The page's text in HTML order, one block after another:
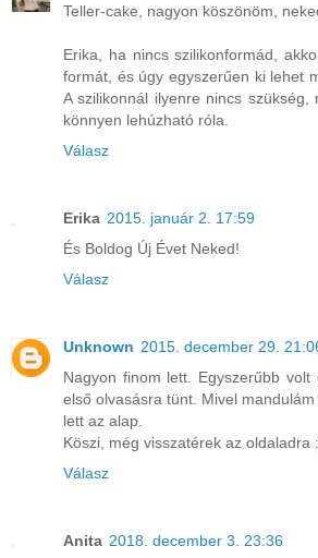
Teller-cake, nagyon köszönöm,
Erika, ha nincs szilikonformád,
formát, és úgy egyszerűen ki lehet
A szilikonnál ilyenre nincs
könnyen lehúzható róla.
Válasz
Erika 2015. január 2. 17:59
És Boldog Új Évet Neked!
Válasz
Unknown 2015. december 29.
Nagyon finom lett. Egyszerűbb volt
első olvasásra tünt. Mivel
lett az alap.
Köszi, még visszatérek az oldaladra
Válasz
Anita 2018. december 3. 23:36